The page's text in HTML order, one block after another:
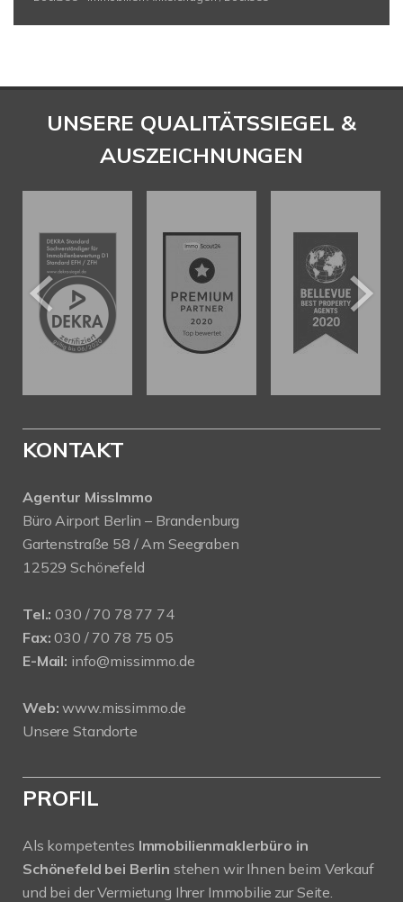
UNSERE QUALITÄTSSIEGEL &
AUSZEICHNUNGEN
KONTAKT
Agentur MissImmo
Büro Airport Berlin – Brandenburg
Gartenstraße 58 / Am Seegraben
12529 Schönefeld
Tel.: 030 / 70 78 77 74
Fax: 030 / 70 78 75 05
E-Mail: info@missimmo.de
Web: www.missimmo.de
Unsere Standorte
PROFIL
Als kompetentes Immobilienmaklerbüro in
Schönefeld bei Berlin stehen wir Ihnen beim Verkauf
und bei der Vermietung Ihrer Immobilie zur Seite.